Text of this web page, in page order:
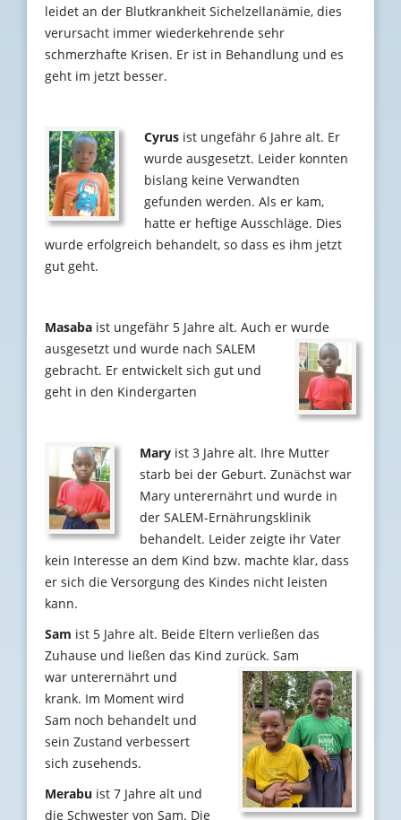
leidet an der Blutkrankheit Sichelzellanämie, dies
verursacht immer wiederkehrende sehr
schmerzhafte Krisen. Er ist in Behandlung und es
geht im jetzt besser.
Cyrus ist ungefähr 6 Jahre alt. Er
wurde ausgesetzt. Leider konnten
bislang keine Verwandten
gefunden werden. Als er kam,
hatte er heftige Ausschläge. Dies
wurde erfolgreich behandelt, so dass es ihm jetzt
gut geht.
Masaba ist ungefähr 5 Jahre alt. Auch er wurde
ausgesetzt und wurde nach SALEM
gebracht. Er entwickelt sich gut und
geht in den Kindergarten
Mary ist 3 Jahre alt. Ihre Mutter
starb bei der Geburt. Zunächst war
Mary unterernährt und wurde in
der SALEM-Ernährungsklinik
behandelt. Leider zeigte ihr Vater
kein Interesse an dem Kind bzw. machte klar, dass
er sich die Versorgung des Kindes nicht leisten
kann.
Sam ist 5 Jahre alt. Beide Eltern verließen das
Zuhause und ließen das Kind zurück. Sam
war unterernährt und
krank. Im Moment wird
Sam noch behandelt und
sein Zustand verbessert
sich zusehends.
Merabu ist 7 Jahre alt und
die Schwester von Sam. Die